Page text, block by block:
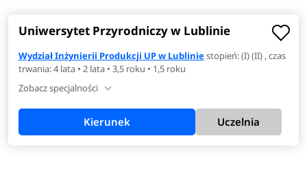
Uniwersytet Przyrodniczy w Lublinie
Wydział Inżynierii Produkcji UP w Lubliniestopień: (I) (II) , czas
trwania: 4 lata • 2 lata • 3,5 roku • 1,5 roku
Zobacz specjalności
Kierunek Uczelnia